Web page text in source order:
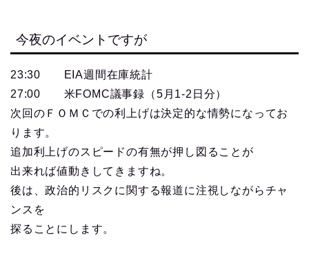
今夜のイベントですが
23:30 EIA週間在庫統計
27:00 米FOMC議事録（5月1-2日分）
次回のＦＯＭＣでの利上げは決定的な情勢になってお
ります。
追加利上げのスピードの有無が押し図ることが
出来れば値動きしてきますね。
後は、政治的リスクに関する報道に注視しながらチャ
ンスを
探ることにします。